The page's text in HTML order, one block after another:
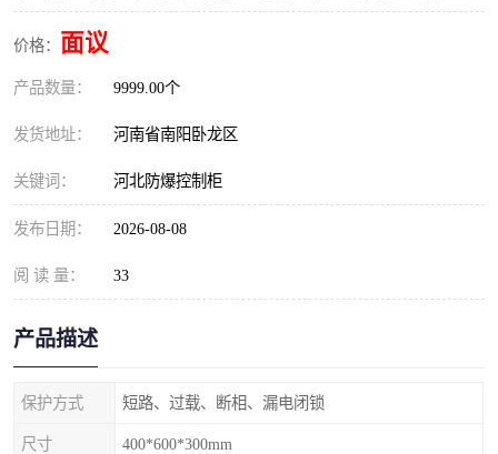
价格： 面议
产品数量： 9999.00个
发货地址： 河南省南阳卧龙区
关键词： 河北防爆控制柜
发布日期： 2026-08-08
阅 读 量： 33
产品描述
保护方式 短路、过载、断相、漏电闭锁
尺寸 400*600*300mm